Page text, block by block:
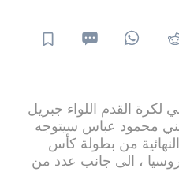
لكرة القدم اللواء جبريل
محمود عباس سيتوجه
من بطولة كأس
روسيا ، الى جانب عدد من